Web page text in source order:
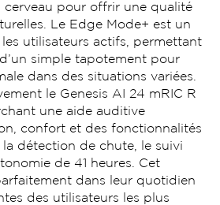
pour offrir une qualité
Le Edge Mode+ est un
utilisateurs actifs, permettant
d’un simple tapotement pour
dans des situations variées.
le Genesis AI 24 mRIC R
une aide auditive
confort et des fonctionnalités
détection de chute, le suivi
de 41 heures. Cet
dans leur quotidien
des utilisateurs les plus